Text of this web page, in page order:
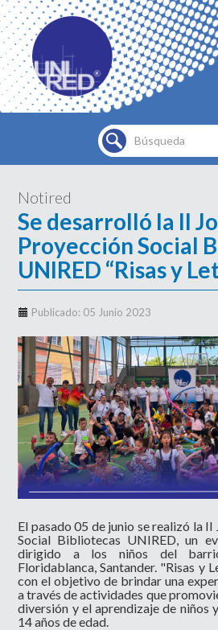
Buscar...
Notired
Se desarrolló la II
Proyección Social
UNIRED “Risas y
Publicado: 05 Junio 2023
El pasado 05 de junio se realizó la
Social Bibliotecas UNIRED, un
dirigido a los niños del
Floridablanca, Santander. "Risas y
con el objetivo de brindar una
a través de actividades que
diversión y el aprendizaje de niños
14 años de edad.